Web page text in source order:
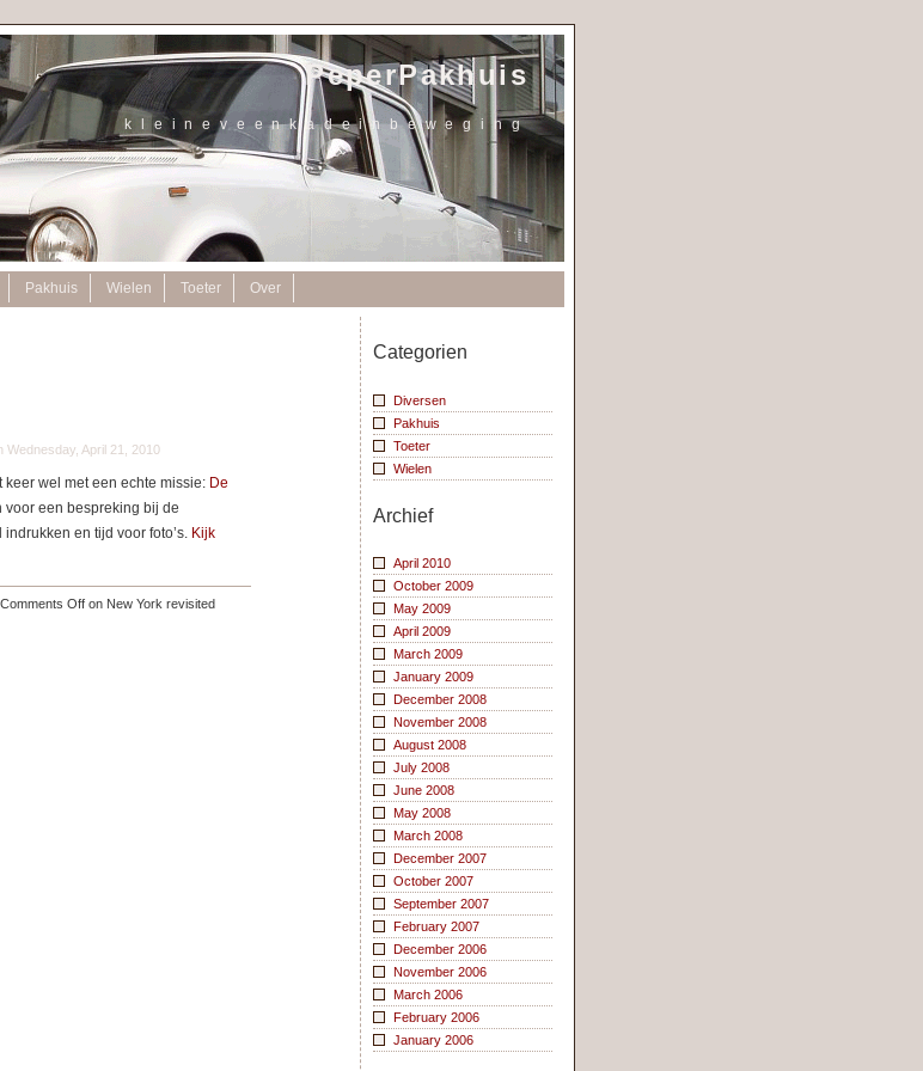
PeperPakhuis
k l e i n e v e e n k a d e i n b e w e g i n g
Pakhuis Wielen Toeter Over
April 21, 2010
wel met een echte missie: De
een bespreking bij de
en tijd voor foto’s. Kijk
Comments Off on New York revisited
Categorien
Diversen
Pakhuis
Toeter
Wielen
Archief
April 2010
October 2009
May 2009
April 2009
March 2009
January 2009
December 2008
November 2008
August 2008
July 2008
June 2008
May 2008
March 2008
December 2007
October 2007
September 2007
February 2007
December 2006
November 2006
March 2006
February 2006
January 2006